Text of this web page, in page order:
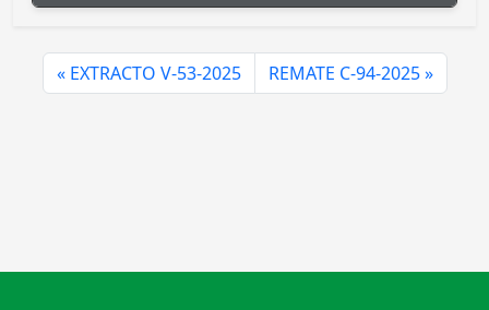
EXTRACTO V-53-2025 REMATE C-94-2025